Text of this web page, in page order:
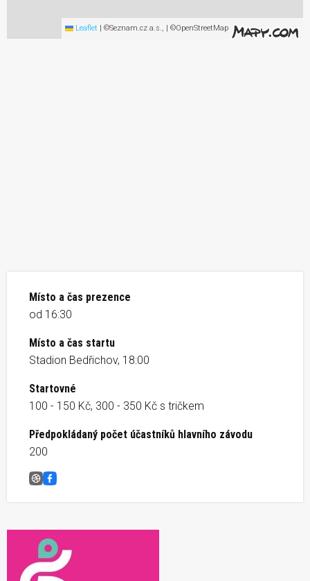
Leaflet | ©Seznam.cz a.s., | ©OpenStreetMap
Místo a čas prezence
od 16:30
Místo a čas startu
Stadion Bedřichov, 18:00
Startovné
100 - 150 Kč, 300 - 350 Kč s tričkem
Předpokládaný počet účastníků hlavního závodu
200
T-mobile olympijský běh Bedřichov v Jizerských horách
Facebook